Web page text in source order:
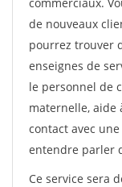
de nouveaux
pourrez trouver
enseignes de
le personnel de
maternelle, aide
contact avec
entendre parler
Ce service sera